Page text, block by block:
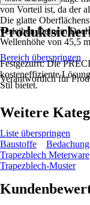
von Vorteil ist, da der
Die glatte
verleihen Deinem
Wellenhöhe von 45,5
Festgezurrt: Die
kosteneffiziente
Stil bietet.
Bereich überspringen
Verantwortlich für
Weitere
Liste überspringen
Baustoffe
Bedachung
Trapezblech Meterware
Trapezblech-Muster